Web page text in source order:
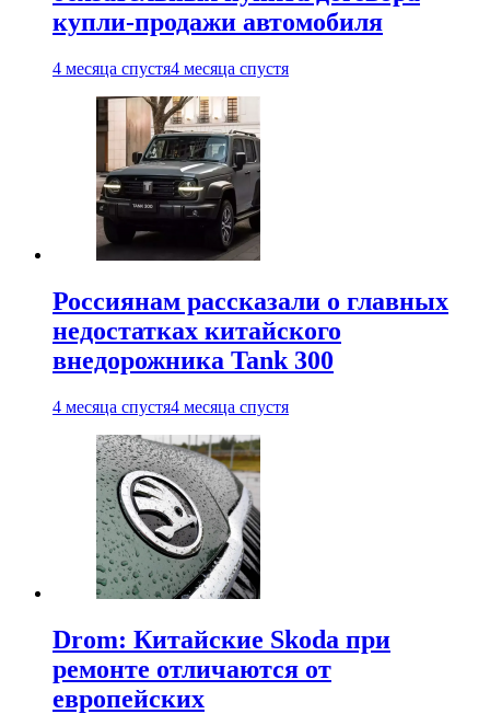
купли-продажи автомобиля
4 месяца спустя4 месяца спустя
Россиянам рассказали о главных
недостатках китайского
внедорожника Tank 300
4 месяца спустя4 месяца спустя
Drom: Китайские Skoda при
ремонте отличаются от
европейских